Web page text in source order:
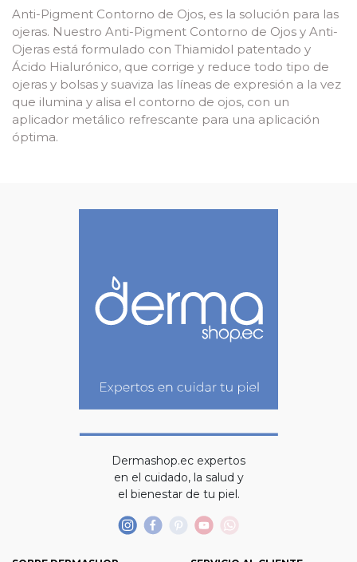
Anti-Pigment Contorno de Ojos, es la solución para las
ojeras. Nuestro Anti-Pigment Contorno de Ojos y Anti-
Ojeras está formulado con Thiamidol patentado y
Ácido Hialurónico, que corrige y reduce todo tipo de
ojeras y bolsas y suaviza las líneas de expresión a la vez
que ilumina y alisa el contorno de ojos, con un
aplicador metálico refrescante para una aplicación
óptima.
Dermashop.ec expertos
en el cuidado, la salud y
el bienestar de tu piel.